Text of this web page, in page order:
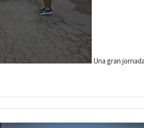
Una gran